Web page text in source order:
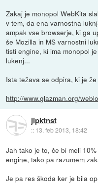
Zakaj je monopol WebKita
v tem, da ena varnostna
ampak vse browserje, ki ga
še Mozilla in MS varnostni
tisti engine, ki ima monopol
lukenj...
Ista težava se odpira, ki je
http://www.glazman.org/
jlpktnst
:: 13. feb 2013, 18:42
Jah tako je to, če bi meli
engine, tako pa razumem
Je pa res škoda ker je bila